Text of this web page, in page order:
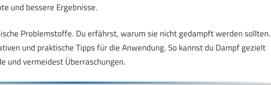
und bessere Ergebnisse.
Problemstoffe. Du erfährst, warum sie nicht gedampft werden sollten.
und praktische Tipps für die Anwendung. So kannst du Dampf gezielt
und vermeidest Überraschungen.